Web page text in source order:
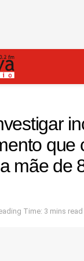
que
mãe de
Time: 3 mins read